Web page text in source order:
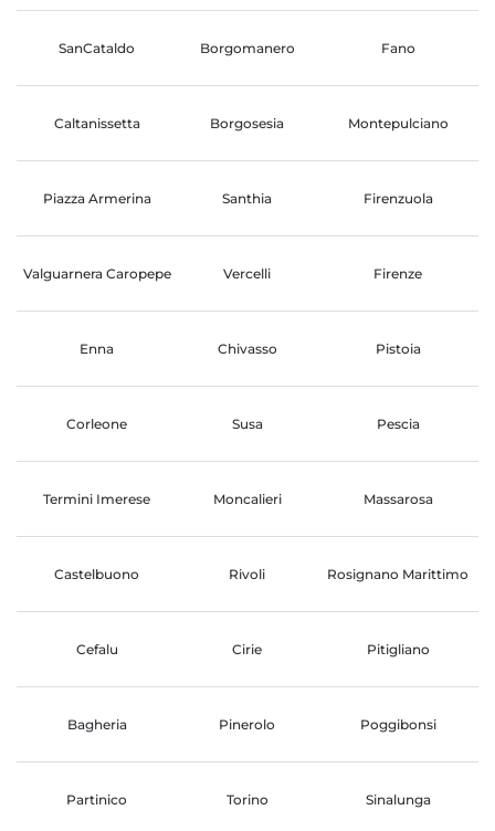
SanCataldo Borgomanero Fano
Caltanissetta Borgosesia Montepulciano
Piazza Armerina Santhia Firenzuola
Valguarnera Caropepe Vercelli Firenze
Enna Chivasso Pistoia
Corleone Susa Pescia
Termini Imerese Moncalieri Massarosa
Castelbuono Rivoli Rosignano Marittimo
Cefalu Cirie Pitigliano
Bagheria Pinerolo Poggibonsi
Partinico Torino Sinalunga